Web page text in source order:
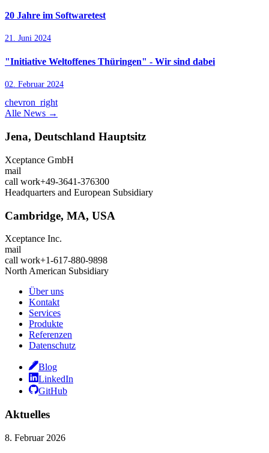
20 Jahre im Softwaretest
21. Juni 2024
"Initiative Weltoffenes Thüringen" - Wir sind dabei
02. Februar 2024
chevron_right
Alle News →
Jena, Deutschland Hauptsitz
Xceptance GmbH
mail
call work+49-3641-376300
Headquarters and European Subsidiary
Cambridge, MA, USA
Xceptance Inc.
mail
call work+1-617-880-9898
North American Subsidiary
Über uns
Kontakt
Services
Produkte
Referenzen
Datenschutz
Blog
LinkedIn
GitHub
Aktuelles
8. Februar 2026